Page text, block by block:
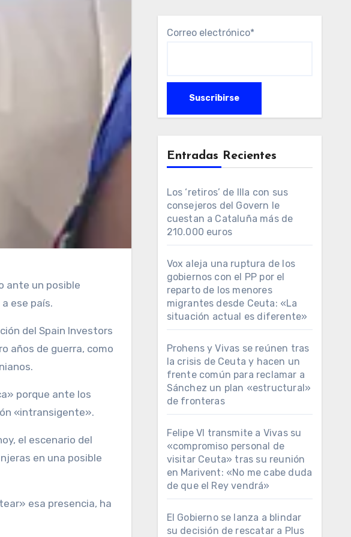
ante un posible
ese país.
del Spain Investors
años de guerra, como
porque ante los
«intransigente».
el escenario del
en una posible
esa presencia, ha
Correo electrónico*
Entradas Recientes
Los ‘retiros’ de Illa con sus
consejeros del Govern le
cuestan a Cataluña más de
210.000 euros
Vox aleja una ruptura de los
gobiernos con el PP por el
reparto de los menores
migrantes desde Ceuta: «La
situación actual es diferente»
Prohens y Vivas se reúnen tras
la crisis de Ceuta y hacen un
frente común para reclamar a
Sánchez un plan «estructural»
de fronteras
Felipe VI transmite a Vivas su
«compromiso personal de
visitar Ceuta» tras su reunión
en Marivent: «No me cabe duda
de que el Rey vendrá»
El Gobierno se lanza a blindar
su decisión de rescatar a Plus